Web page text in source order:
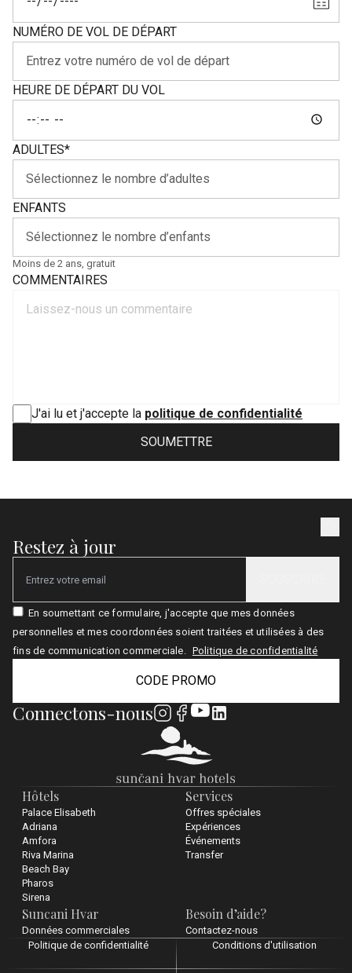
NUMÉRO DE VOL DE DÉPART
HEURE DE DÉPART DU VOL
ADULTES*
ENFANTS
Moins de 2 ans, gratuit
COMMENTAIRES
J'ai lu et j'accepte la politique de confidentialité
SOUMETTRE
Hôtels
Palace Elisabeth
Adriana
Amfora
Riva Marina
Beach Bay
Pharos
Sirena
Services
Offres spéciales
Expériences
Événements
Transfer
Suncani Hvar
Données commerciales
Besoin d’aide?
Contactez-nous
Restez à jour
Email
En soumettant ce formulaire, j'accepte que mes données
personnelles et mes coordonnées soient traitées et utilisées à des
fins de communication commerciale. Politique de confidentialité
CODE PROMO
Connectons-nous
Politique de confidentialité Conditions d'utilisation